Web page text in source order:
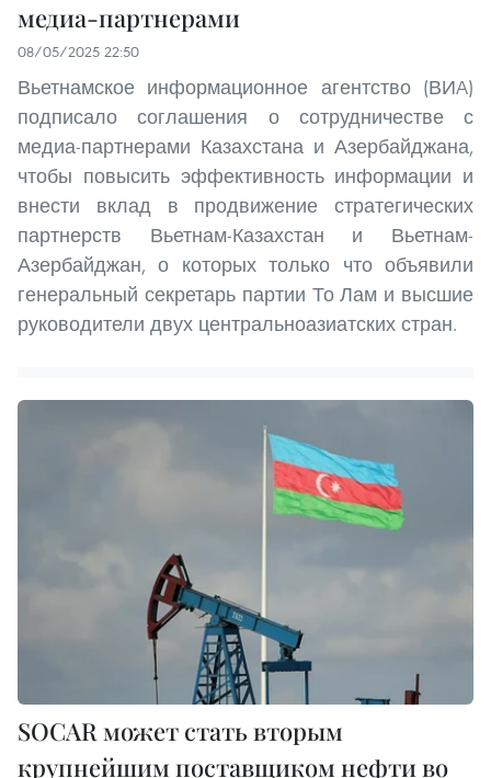
медиа-партнерами
08/05/2025 22:50
Вьетнамское информационное агентство (ВИA)
подписало соглашения о сотрудничестве с
медиа-партнерами Казахстана и Азербайджана,
чтобы повысить эффективность информации и
внести вклад в продвижение стратегических
партнерств Вьетнам-Казахстан и Вьетнам-
Азербайджан, о которых только что объявили
генеральный секретарь партии То Лам и высшие
руководители двух центральноазиатских стран.
SOCAR может стать вторым
крупнейшим поставщиком нефти во